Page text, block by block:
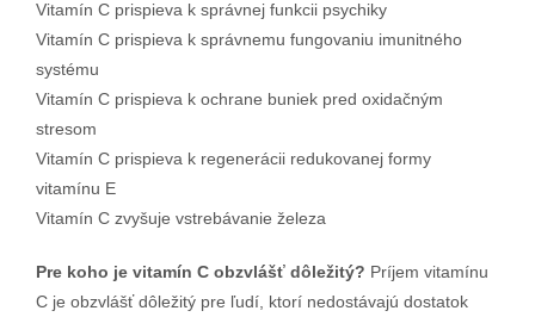
Vitamín C prispieva k správnej funkcii psychiky
Vitamín C prispieva k správnemu fungovaniu imunitného
systému
Vitamín C prispieva k ochrane buniek pred oxidačným
stresom
Vitamín C prispieva k regenerácii redukovanej formy
vitamínu E
Vitamín C zvyšuje vstrebávanie železa
Pre koho je vitamín C obzvlášť dôležitý? Príjem vitamínu
C je obzvlášť dôležitý pre ľudí, ktorí nedostávajú dostatok